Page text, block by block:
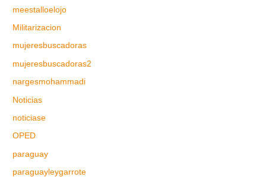
meestalloelojo
Militarizacion
mujeresbuscadoras
mujeresbuscadoras2
nargesmohammadi
Noticias
noticiase
OPED
paraguay
paraguayleygarrote